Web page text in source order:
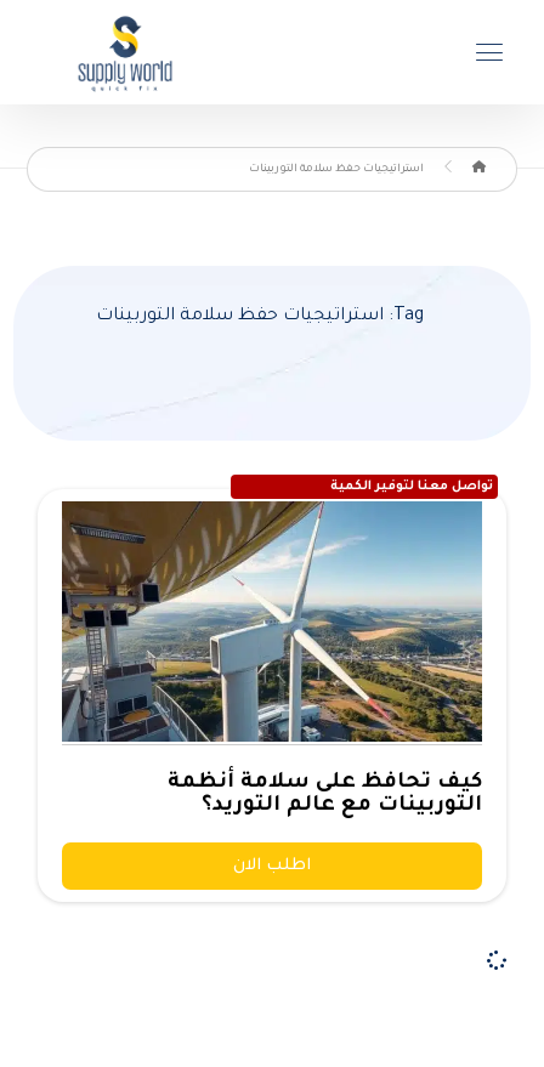
استراتيجيات حفظ سلامة التوربينات
Tag: استراتيجيات حفظ سلامة التوربينات
تواصل معنا لتوفير الكمية
كيف تحافظ على سلامة أنظمة
التوربينات مع عالم التوريد؟
اطلب الان